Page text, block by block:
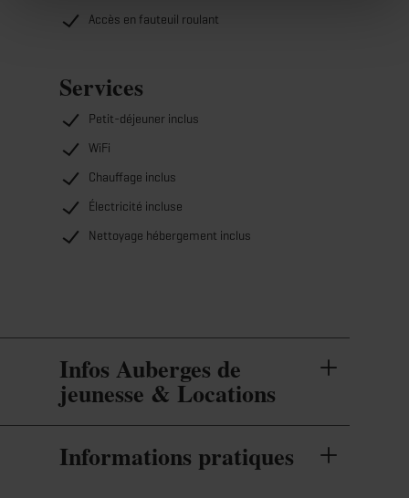
Accès en fauteuil roulant
Services
Petit-déjeuner inclus
WiFi
Chauffage inclus
Électricité incluse
Nettoyage hébergement inclus
Infos Auberges de
jeunesse & Locations
Informations pratiques